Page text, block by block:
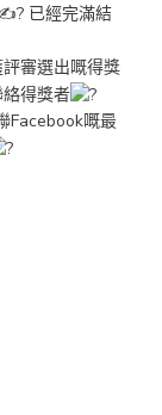
已經完滿結
審選出嘅得獎
得獎者
Facebook嘅最